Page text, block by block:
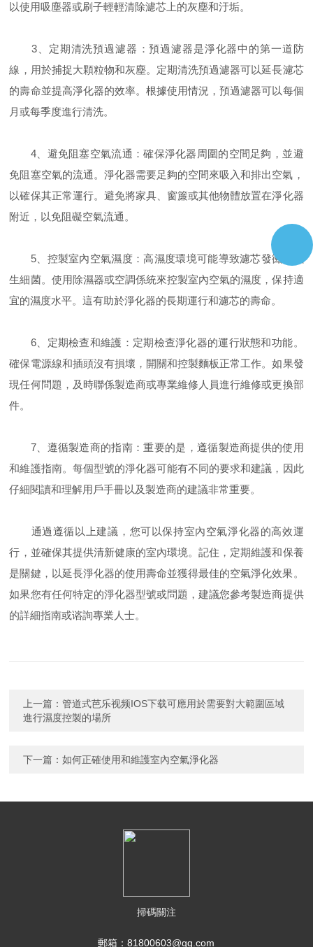
以使用吸塵器或刷子輕輕清除濾芯上的灰塵和汙垢。
3、定期清洗預過濾器：預過濾器是淨化器中的第一道防
線，用於捕捉大顆粒物和灰塵。定期清洗預過濾器可以延長濾芯
的壽命並提高淨化器的效率。根據使用情況，預過濾器可以每個
月或每季度進行清洗。
4、避免阻塞空氣流通：確保淨化器周圍的空間足夠，並避
免阻塞空氣的流通。淨化器需要足夠的空間來吸入和排出空氣，
以確保其正常運行。避免將家具、窗簾或其他物體放置在淨化器
附近，以免阻礙空氣流通。
5、控製室內空氣濕度：高濕度環境可能導致濾芯發黴或滋
生細菌。使用除濕器或空調係統來控製室內空氣的濕度，保持適
宜的濕度水平。這有助於淨化器的長期運行和濾芯的壽命。
6、定期檢查和維護：定期檢查淨化器的運行狀態和功能。
確保電源線和插頭沒有損壞，開關和控製麵板正常工作。如果發
現任何問題，及時聯係製造商或專業維修人員進行維修或更換部
件。
7、遵循製造商的指南：重要的是，遵循製造商提供的使用
和維護指南。每個型號的淨化器可能有不同的要求和建議，因此
仔細閱讀和理解用戶手冊以及製造商的建議非常重要。
通過遵循以上建議，您可以保持室內空氣淨化器的高效運
行，並確保其提供清新健康的室內環境。記住，定期維護和保養
是關鍵，以延長淨化器的使用壽命並獲得最佳的空氣淨化效果。
如果您有任何特定的淨化器型號或問題，建議您參考製造商提供
的詳細指南或谘詢專業人士。
上一篇：管道式芭乐视频IOS下载可應用於需要對大範圍區域
進行濕度控製的場所
下一篇：如何正確使用和維護室內空氣淨化器
掃碼關注
郵箱：81800603@qq.com